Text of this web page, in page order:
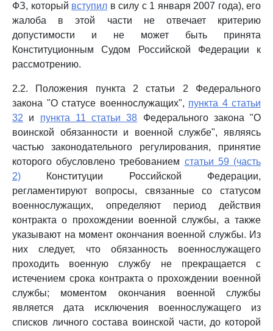
ФЗ, который вступил в силу с 1 января 2007 года), его
жалоба в этой части не отвечает критерию
допустимости и не может быть принята
Конституционным Судом Российской Федерации к
рассмотрению.
2.2. Положения пункта 2 статьи 2 Федерального
закона "О статусе военнослужащих", пункта 4 статьи
32 и пункта 11 статьи 38 Федерального закона "О
воинской обязанности и военной службе", являясь
частью законодательного регулирования, принятие
которого обусловлено требованием статьи 59 (часть
2) Конституции Российской Федерации,
регламентируют вопросы, связанные со статусом
военнослужащих, определяют период действия
контракта о прохождении военной службы, а также
указывают на момент окончания военной службы. Из
них следует, что обязанность военнослужащего
проходить военную службу не прекращается с
истечением срока контракта о прохождении военной
службы; моментом окончания военной службы
является дата исключения военнослужащего из
списков личного состава воинской части, до которой